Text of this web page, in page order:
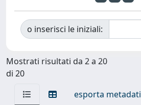
o inserisci le iniziali:
Mostrati risultati da 2 a 20
di 20
esporta metadati